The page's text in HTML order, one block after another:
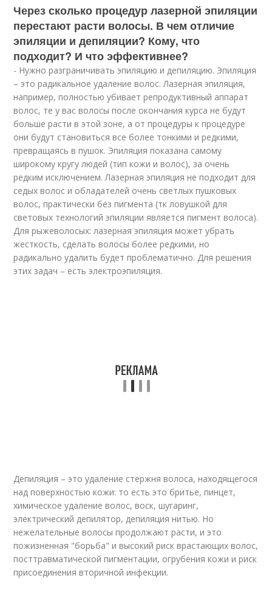
Через сколько процедур лазерной эпиляции
перестают расти волосы. В чем отличие
эпиляции и депиляции? Кому, что
подходит? И что эффективнее?
- Нужно разграничивать эпиляцию и депиляцию. Эпиляция
– это радикальное удаление волос. Лазерная эпиляция,
например, полностью убивает репродуктивный аппарат
волос, те у вас волосы после окончания курса не будут
больше расти в этой зоне, а от процедуры к процедуре
они будут становиться все более тонкими и редкими,
превращаясь в пушок. Эпиляция показана самому
широкому кругу людей (тип кожи и волос), за очень
редким исключением. Лазерная эпиляция не подходит для
седых волос и обладателей очень светлых пушковых
волос, практически без пигмента (тк ловушкой для
световых технологий эпиляции является пигмент волоса).
Для рыжеволосых: лазерная эпиляция может убрать
жесткость, сделать волосы более редкими, но
радикально удалить будет проблематично. Для решения
этих задач – есть электроэпиляция.
Депиляция – это удаление стержня волоса, находящегося
над поверхностью кожи: то есть это бритье, пинцет,
химическое удаление волос, воск, шугаринг,
электрический депилятор, депиляция нитью. Но
нежелательные волосы продолжают расти, и это
пожизненная "борьба" и высокий риск врастающих волос,
посттравматической пигментации, огрубения кожи и риск
присоединения вторичной инфекции.